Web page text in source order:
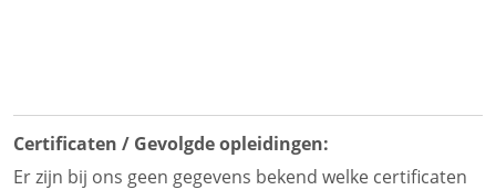
Certificaten / Gevolgde opleidingen:
Er zijn bij ons geen gegevens bekend welke certificaten